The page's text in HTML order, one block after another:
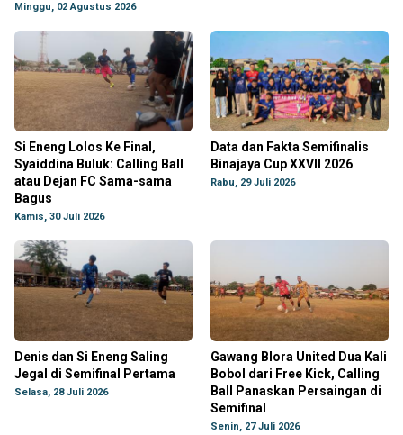
Minggu, 02 Agustus 2026
Si Eneng Lolos Ke Final,
Syaiddina Buluk: Calling Ball
atau Dejan FC Sama-sama
Bagus
Kamis, 30 Juli 2026
Data dan Fakta Semifinalis
Binajaya Cup XXVII 2026
Rabu, 29 Juli 2026
Denis dan Si Eneng Saling
Jegal di Semifinal Pertama
Selasa, 28 Juli 2026
Gawang Blora United Dua Kali
Bobol dari Free Kick, Calling
Ball Panaskan Persaingan di
Semifinal
Senin, 27 Juli 2026